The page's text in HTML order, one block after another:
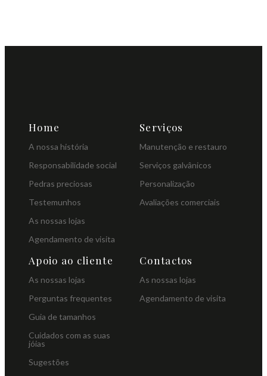
Home
A nossa história
Responsabilidade social
Pedras preciosas
Testemunhos
As nossas lojas
Agendamento de visita
Serviços
Manutenção e restauro
Serviços galvânicos
Personalização
Avaliações comerciais
Apoio ao cliente
As nossas lojas
Perguntas frequentes
Guia de tamanhos
Cuidados com as suas
jóias
Sugestões
Contactos
As nossas lojas
Agendamento de visita